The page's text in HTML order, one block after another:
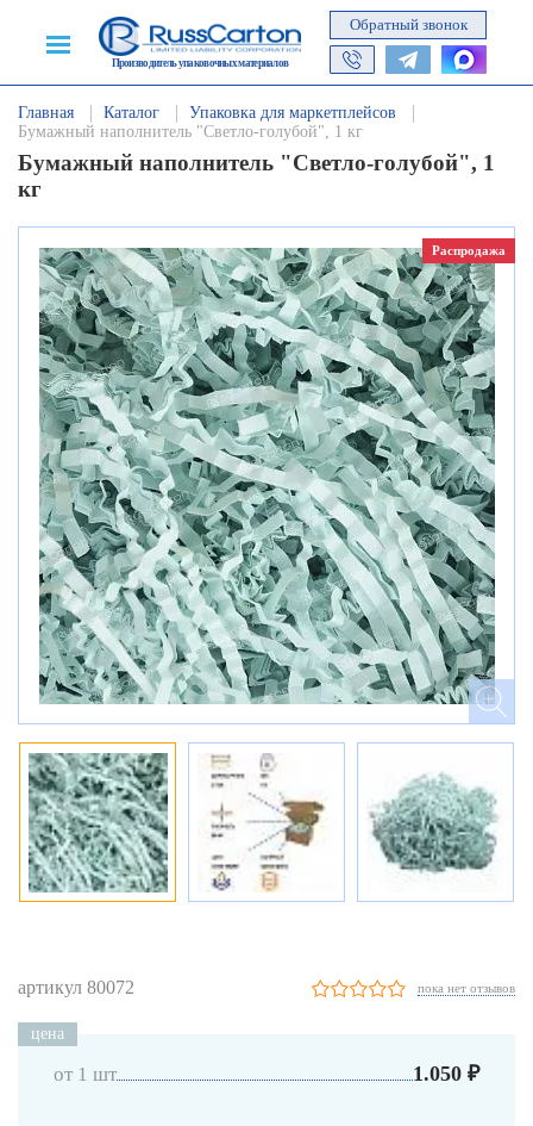
Производитель упаковочных материалов
Обратный звонок
Главная Каталог
Упаковка для маркетплейсов
Бумажный наполнитель "Светло-голубой", 1 кг
Бумажный наполнитель "Светло-голубой", 1
кг
Распродажа
артикул 80072 пока нет отзывов
цена
от 1 шт 1.050 ₽